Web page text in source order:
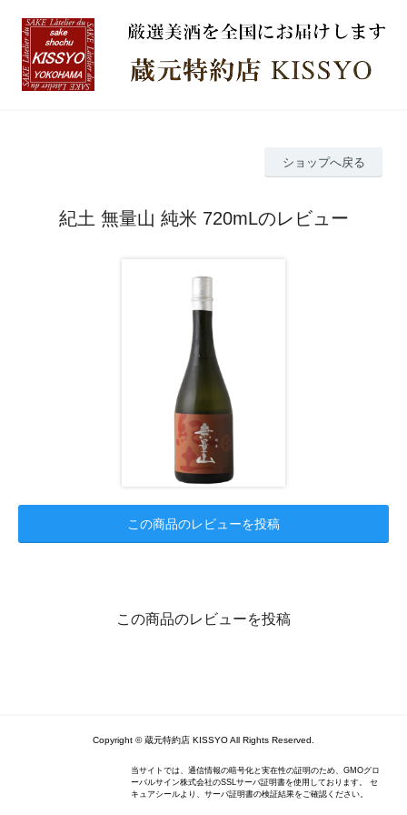
ショップへ戻る
紀土 無量山 純米 720mLのレビュー
この商品のレビューを投稿
この商品のレビューを投稿
Copyright © 蔵元特約店 KISSYO All Rights Reserved.
当サイトでは、通信情報の暗号化と実在性の証明のため、GMOグロ
ーバルサイン株式会社のSSLサーバ証明書を使用しております。 セ
キュアシールより、サーバ証明書の検証結果をご確認ください。